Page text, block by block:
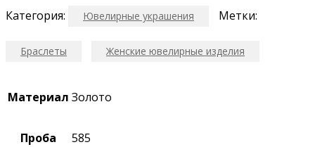
Категория:
Ювелирные украшения Метки:
Браслеты Женские ювелирные изделия
Материал Золото
Проба 585